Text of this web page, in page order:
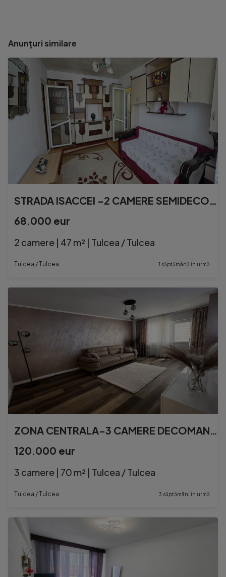
Anunțuri similare
STRADA ISACCEI -2 CAMERE SEMIDECOMANDAT,CENTRALA ,PARCARE
68.000 eur
2 camere | 47 m² | Tulcea / Tulcea
Tulcea / Tulcea 1 săptămână în urmă
ZONA CENTRALA-3 CAMERE DECOMANDAT ,CENTRALA GAZ, TOTUL NOU
120.000 eur
3 camere | 70 m² | Tulcea / Tulcea
Tulcea / Tulcea 3 săptămâni în urmă